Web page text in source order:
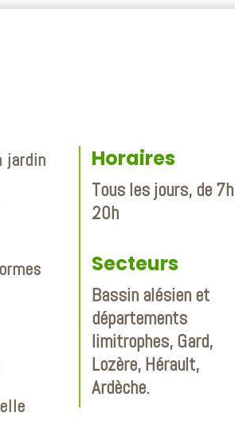
jardin
Horaires
Tous les jours, de
20h
Secteurs
Bassin alésien et
départements
limitrophes, Gard,
Lozère, Hérault,
Ardèche.